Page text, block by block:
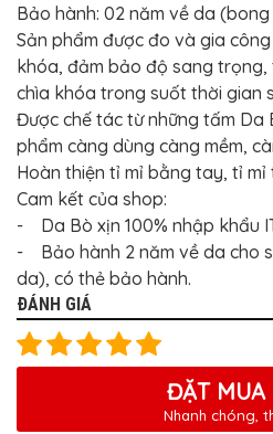
Bảo hành: 02 năm về da
Sản phẩm được đo và gia
khóa, đảm bảo độ sang
chìa khóa trong suốt thời gian
Được chế tác từ những tấm Da
phẩm càng dùng càng mềm,
Hoàn thiện tỉ mỉ bằng tay, tỉ
Cam kết của shop:
- Da Bò xịn 100% nhập khẩu
- Bảo hành 2 năm về da cho
da), có thẻ bảo hành.
ĐÁNH GIÁ
ĐẶT MUA
Nhanh chóng,